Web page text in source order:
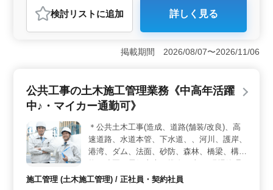
おすすめポイント
＜幅広い業務範囲＞ 法人税、消費税、資産税など、多
岐にわたる業務を担当します。経理事務や決算書の作成
ルを活かせます。税理士補助として経験を活かしたポジ
かした仕事が展開されています。経験豊富なスタッフが
揃っており、共に成長し合える環境が整っていま
す。 ＜充実の福利厚生＞ 雇用、労災、健康、厚
生、退職金制度が整備され、安心して働ける環境が整っ
ています。全額支給の通勤手当もあり、働きやすい条件
が整っています。
検討リスト に追加 詳しく見る
掲載期間 2026/08/07〜2026/11/06
公共工事の土木施工管理業務《中高年活躍
中♪・マイカー通勤可》
＊公共土木工事(造成、道路(舗装/改良)、高
速道路、水道本管、下水道、、河川、護岸、
港湾、ダム、法面、砂防、森林、橋梁、構造
物、造園、電気土木、推進工事)の現場管理
及び施工管理業務全般を行います。 ・測
施工管理 (土木施工管理) / 正社員・契約社員